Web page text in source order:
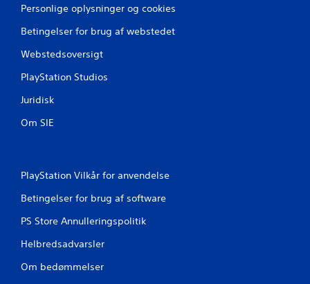
Personlige oplysninger og cookies
Betingelser for brug af webstedet
Webstedsoversigt
PlayStation Studios
Juridisk
Om SIE
PlayStation Vilkår for anvendelse
Betingelser for brug af software
PS Store Annulleringspolitik
Helbredsadvarsler
Om bedømmelser